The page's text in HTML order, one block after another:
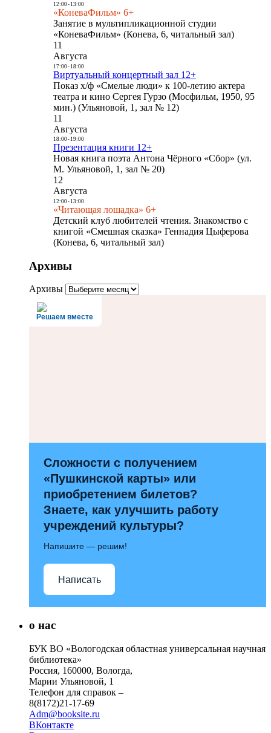
12:00- 13:00
«КоневаФильм» 6+
Занятие в мультипликационной студии
«КоневаФильм» (Конева, 6, читальный зал)
11
Августа
17:00- 18:00
Виртуальный концертный зал 12+
Показ х/ф «Смелые люди» к 100-летию актера
театра и кино Сергея Гурзо (Мосфильм, 1950, 95
мин.) (Ульяновой, 1, зал № 12)
11
Августа
18:00- 19:00
Презентация книги 12+
Новая книга поэта Антона Чёрного «Сбор» (ул.
М. Ульяновой, 1, зал № 20)
12
Августа
12:00- 13:00
«Читающая лошадка» 6+
Детский клуб любителей чтения. Знакомство с
книгой «Смешная сказка» Геннадия Цыферова
(Конева, 6, читальный зал)
Архивы
Архивы
Решаем вместе
Сложности с получением
«Пушкинской карты» или
приобретением билетов?
Знаете, как улучшить работу
учреждений культуры?
Напишите — решим!
Написать
о нас
БУК ВО «Вологодская областная универсальная научная
библиотека»
Россия, 160000, Вологда,
Марии Ульяновой, 1
Телефон для справок –
8(8172)21-17-69
Adm@booksite.ru
ВКонтакте